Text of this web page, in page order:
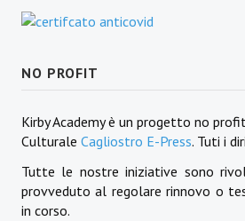
NO PROFIT
Kirby Academy è un progetto no
Culturale Cagliostro E-Press. Tuti i
Tutte le nostre iniziative sono
provveduto al regolare rinnovo o
in corso.